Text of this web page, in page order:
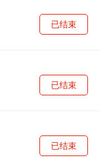
已结束
已结束
已结束